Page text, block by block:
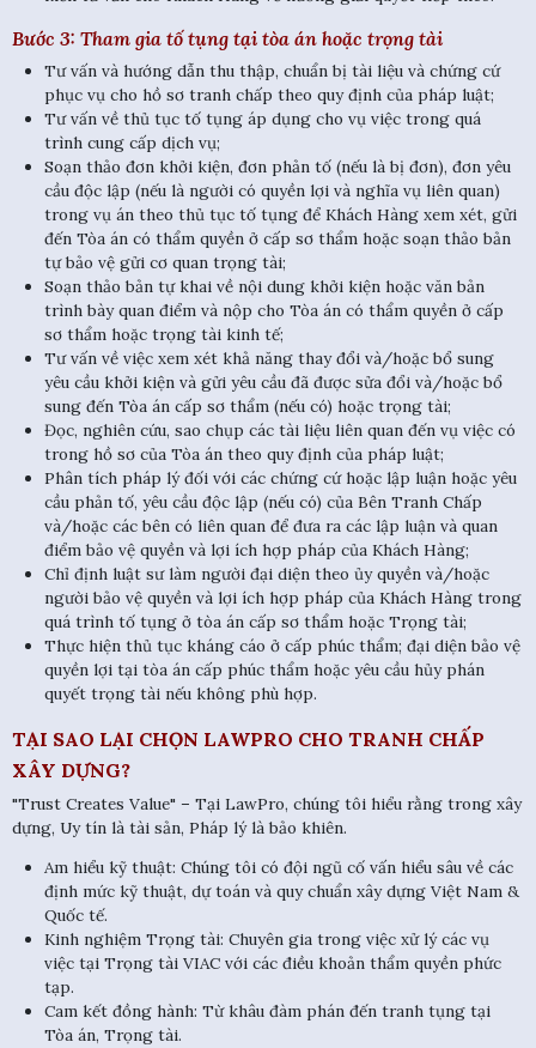
Bước 3: Tham gia tố tụng tại tòa án hoặc trọng tài
Tư vấn và hướng dẫn thu thập, chuẩn bị tài liệu và chứng cứ
phục vụ cho hồ sơ tranh chấp theo quy định của pháp luật;
Tư vấn về thủ tục tố tụng áp dụng cho vụ việc trong quá
trình cung cấp dịch vụ;
Soạn thảo đơn khởi kiện, đơn phản tố (nếu là bị đơn), đơn yêu
cầu độc lập (nếu là người có quyền lợi và nghĩa vụ liên quan)
trong vụ án theo thủ tục tố tụng để Khách Hàng xem xét, gửi
đến Tòa án có thẩm quyền ở cấp sơ thẩm hoặc soạn thảo bản
tự bảo vệ gửi cơ quan trọng tài;
Soạn thảo bản tự khai về nội dung khởi kiện hoặc văn bản
trình bày quan điểm và nộp cho Tòa án có thẩm quyền ở cấp
sơ thẩm hoặc trọng tài kinh tế;
Tư vấn về việc xem xét khả năng thay đổi và/hoặc bổ sung
yêu cầu khởi kiện và gửi yêu cầu đã được sửa đổi và/hoặc bổ
sung đến Tòa án cấp sơ thẩm (nếu có) hoặc trọng tài;
Đọc, nghiên cứu, sao chụp các tài liệu liên quan đến vụ việc có
trong hồ sơ của Tòa án theo quy định của pháp luật;
Phân tích pháp lý đối với các chứng cứ hoặc lập luận hoặc yêu
cầu phản tố, yêu cầu độc lập (nếu có) của Bên Tranh Chấp
và/hoặc các bên có liên quan để đưa ra các lập luận và quan
điểm bảo vệ quyền và lợi ích hợp pháp của Khách Hàng;
Chỉ định luật sư làm người đại diện theo ủy quyền và/hoặc
người bảo vệ quyền và lợi ích hợp pháp của Khách Hàng trong
quá trình tố tụng ở tòa án cấp sơ thẩm hoặc Trọng tài;
Thực hiện thủ tục kháng cáo ở cấp phúc thẩm; đại diện bảo vệ
quyền lợi tại tòa án cấp phúc thẩm hoặc yêu cầu hủy phán
quyết trọng tài nếu không phù hợp.
TẠI SAO LẠI CHỌN LAWPRO CHO TRANH CHẤP
XÂY DỰNG?
"Trust Creates Value" – Tại LawPro, chúng tôi hiểu rằng trong xây
dựng, Uy tín là tài sản, Pháp lý là bảo khiên.
Am hiểu kỹ thuật: Chúng tôi có đội ngũ cố vấn hiểu sâu về các
định mức kỹ thuật, dự toán và quy chuẩn xây dựng Việt Nam &
Quốc tế.
Kinh nghiệm Trọng tài: Chuyên gia trong việc xử lý các vụ
việc tại Trọng tài VIAC với các điều khoản thẩm quyền phức
tạp.
Cam kết đồng hành: Từ khâu đàm phán đến tranh tụng tại
Tòa án, Trọng tài.